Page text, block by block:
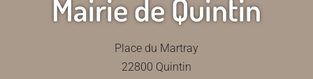
Mairie de Quintin
Place du Martray
22800 Quintin